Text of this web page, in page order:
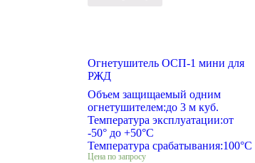
Огнетушитель ОСП-1 мини для
РЖД
Объем защищаемый одним
огнетушителем:до 3 м куб.
Температура эксплуатации:от
-50° до +50°С
Температура срабатывания:100°С
Цена по запросу